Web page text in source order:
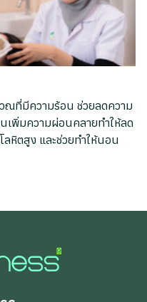
ณที่มีความร้อน ช่วยลดความ
เพิ่มความผ่อนคลายทำให้ลด
ลหิตสูง และช่วยทำให้นอน